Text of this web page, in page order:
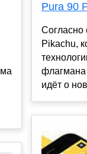
Pura 90
Согласно
Pikachu,
флагмана
идёт о